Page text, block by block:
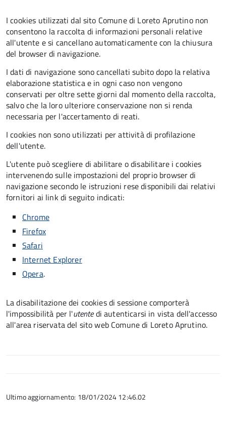
I cookies utilizzati dal sito Comune di Loreto Aprutino non
consentono la raccolta di informazioni personali relative
all'utente e si cancellano automaticamente con la chiusura
del browser di navigazione.
I dati di navigazione sono cancellati subito dopo la relativa
elaborazione statistica e in ogni caso non vengono
conservati per oltre sette giorni dal momento della raccolta,
salvo che la loro ulteriore conservazione non si renda
necessaria per l'accertamento di reati.
I cookies non sono utilizzati per attività di profilazione
dell'utente.
L'utente può scegliere di abilitare o disabilitare i cookies
intervenendo sulle impostazioni del proprio browser di
navigazione secondo le istruzioni rese disponibili dai relativi
fornitori ai link di seguito indicati:
Chrome
Firefox
Safari
Internet Explorer
Opera.
La disabilitazione dei cookies di sessione comporterà
l'impossibilità per l'utentedi autenticarsi in vista dell'accesso
all'area riservata del sito web Comune di Loreto Aprutino.
Ultimo aggiornamento: 18/01/2024 12:46.02